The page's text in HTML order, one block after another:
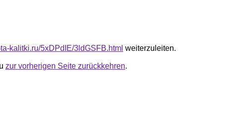
kalitki.ru/5xDPdIE/3ldGSFB.html weiterzuleiten.
zur vorherigen Seite zurückkehren.